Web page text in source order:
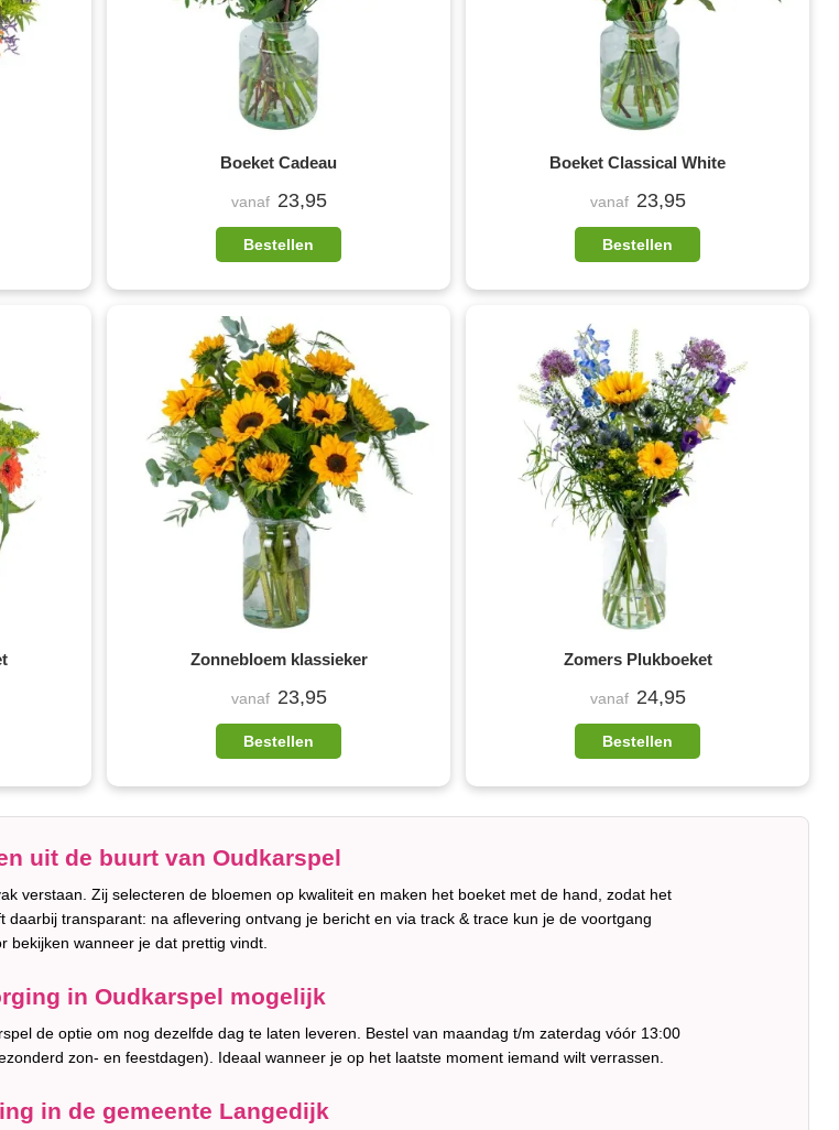
Boeket Cadeau
vanaf 23,95
Bestellen
Boeket Classical White
vanaf 23,95
Bestellen
Zonnebloem klassieker
vanaf 23,95
Bestellen
Zomers Plukboeket
vanaf 24,95
Bestellen
uit de buurt van Oudkarspel
verstaan. Zij selecteren de bloemen op kwaliteit en maken het boeket met de hand, zodat het
transparant: na aflevering ontvang je bericht en via track & trace kun je de voortgang
bekijken wanneer je dat prettig vindt.
in Oudkarspel mogelijk
de optie om nog dezelfde dag te laten leveren. Bestel van maandag t/m zaterdag vóór 13:00
zon- en feestdagen). Ideaal wanneer je op het laatste moment iemand wilt verrassen.
in de gemeente Langedijk